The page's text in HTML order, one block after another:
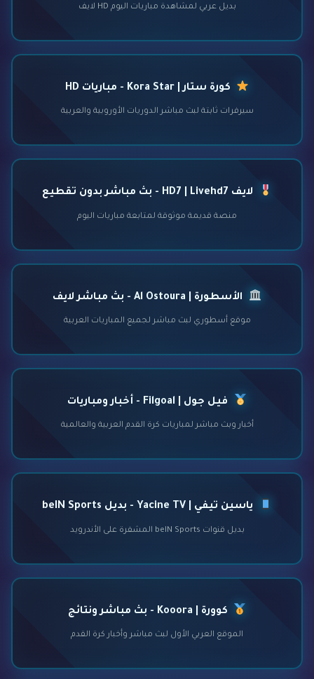
بديل عربي لمشاهدة مباريات اليوم HD لايف
كورة ستار | Kora Star - مباريات HD
سيرفرات ثابتة لبث مباشر الدوريات الأوروبية والعربية
لايف HD7 | Livehd7 - بث مباشر بدون تقطيع
منصة قديمة موثوقة لمتابعة مباريات اليوم
الأسطورة | Al Ostoura - بث مباشر لايف
موقع أسطوري لبث مباشر لجميع المباريات العربية
فيل جول | Filgoal - أخبار ومباريات
أخبار وبث مباشر لمباريات كرة القدم العربية والعالمية
ياسين تيفي | Yacine TV - بديل beIN Sports
بديل قنوات beIN Sports المشفرة على الأندرويد
كوورة | Kooora - بث مباشر ونتائج
الموقع العربي الأول لبث مباشر وأخبار كرة القدم